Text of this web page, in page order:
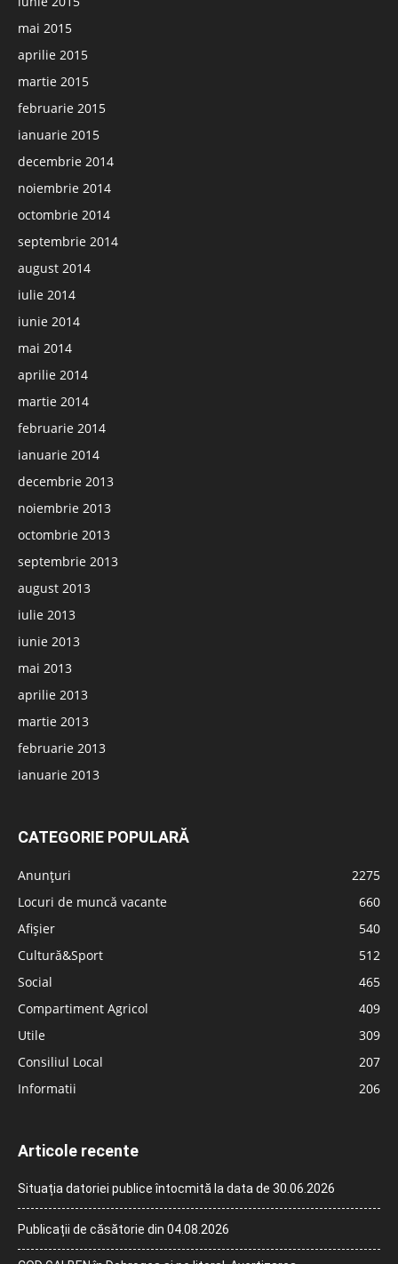
mai 2015
aprilie 2015
martie 2015
februarie 2015
ianuarie 2015
decembrie 2014
noiembrie 2014
octombrie 2014
septembrie 2014
august 2014
iulie 2014
iunie 2014
mai 2014
aprilie 2014
martie 2014
februarie 2014
ianuarie 2014
decembrie 2013
noiembrie 2013
octombrie 2013
septembrie 2013
august 2013
iulie 2013
iunie 2013
mai 2013
aprilie 2013
martie 2013
februarie 2013
ianuarie 2013
CATEGORIE POPULARĂ
Anunțuri
2275
Locuri de muncă vacante
660
Afișier
540
Cultură&Sport
512
Social
465
Compartiment Agricol
409
Utile
309
Consiliul Local
207
Informatii
206
Articole recente
Situația datoriei publice întocmită la data de 30.06.2026
Publicații de căsătorie din 04.08.2026